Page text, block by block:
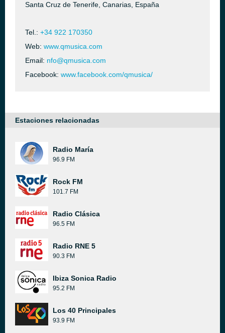
Santa Cruz de Tenerife, Canarias, España
Tel.: +34 922 170350
Web: www.qmusica.com
Email: nfo@qmusica.com
Facebook: www.facebook.com/qmusica/
Estaciones relacionadas
Radio María
96.9 FM
Rock FM
101.7 FM
Radio Clásica
96.5 FM
Radio RNE 5
90.3 FM
Ibiza Sonica Radio
95.2 FM
Los 40 Principales
93.9 FM